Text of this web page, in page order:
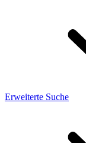
Erweiterte Suche